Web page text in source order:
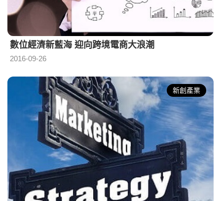
數位經濟新藍海 迎向跨境電商大浪潮
2016-09-26
新創產業